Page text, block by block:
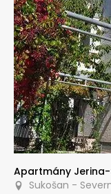
Apartmány Jerina-
Sukošan -